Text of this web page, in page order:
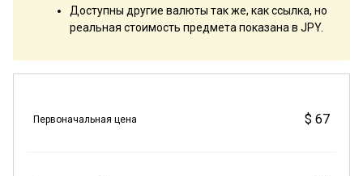
Доступны другие валюты так же, как ссылка, но
реальная стоимость предмета показана в JPY.
Первоначальная цена $ 67